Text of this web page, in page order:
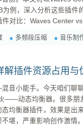
例，深入分析这些插件
多频段压缩 音乐制
解插件资源占用与
音小能手。今天咱们聊
——动态均衡器。很多朋
均衡器插件，效果是出
堪，严重影响创作激情